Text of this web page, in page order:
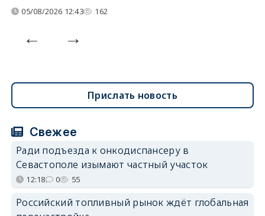
05/08/2026 12:43 162
Прислать новость
Свежее
Ради подъезда к онкодиспансеру в
Севастополе изымают частный участок
12:18 0 55
Российский топливный рынок ждёт глобальная